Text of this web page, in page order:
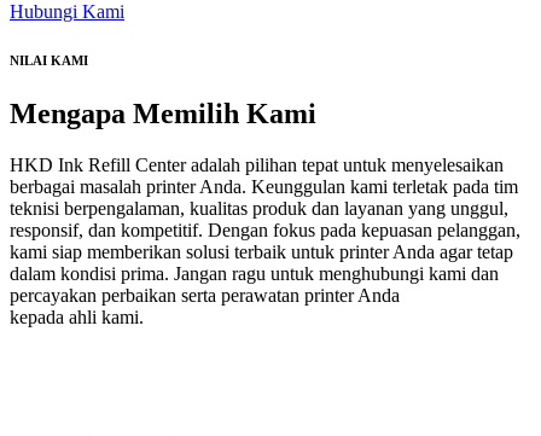
Hubungi Kami
NILAI KAMI
Mengapa Memilih Kami
HKD Ink Refill Center adalah pilihan tepat untuk menyelesaikan
berbagai masalah printer Anda. Keunggulan kami terletak pada tim
teknisi berpengalaman, kualitas produk dan layanan yang unggul,
responsif, dan kompetitif. Dengan fokus pada kepuasan pelanggan,
kami siap memberikan solusi terbaik untuk printer Anda agar tetap
dalam kondisi prima. Jangan ragu untuk menghubungi kami dan
percayakan perbaikan serta perawatan printer Anda
kepada ahli kami.